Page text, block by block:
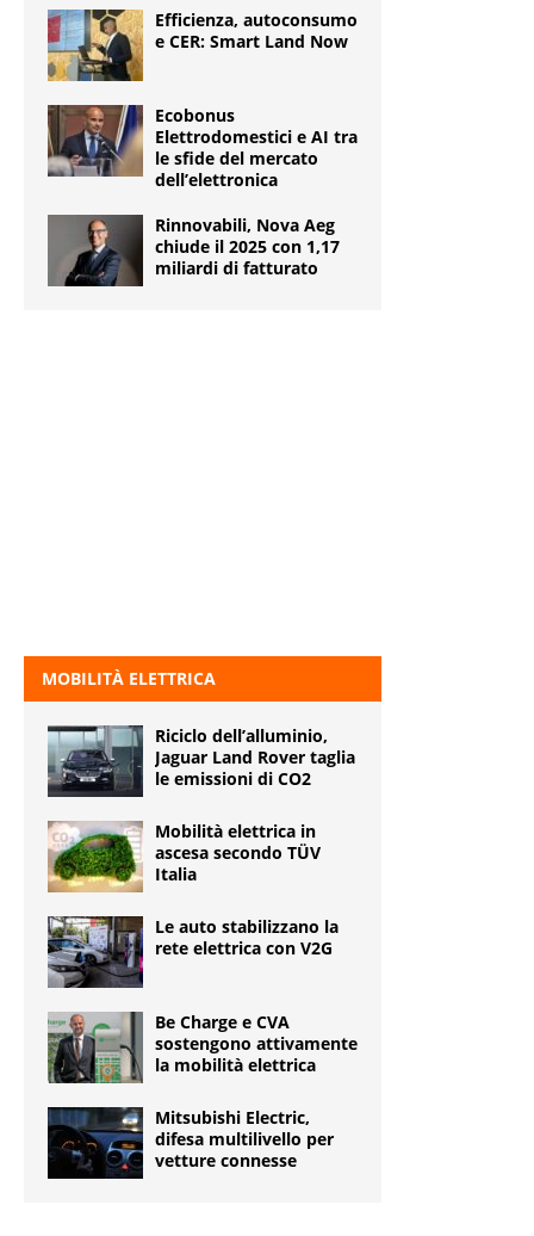
Efficienza, autoconsumo
e CER: Smart Land Now
Ecobonus
Elettrodomestici e AI tra
le sfide del mercato
dell’elettronica
Rinnovabili, Nova Aeg
chiude il 2025 con 1,17
miliardi di fatturato
MOBILITÀ ELETTRICA
Riciclo dell’alluminio,
Jaguar Land Rover taglia
le emissioni di CO2
Mobilità elettrica in
ascesa secondo TÜV
Italia
Le auto stabilizzano la
rete elettrica con V2G
Be Charge e CVA
sostengono attivamente
la mobilità elettrica
Mitsubishi Electric,
difesa multilivello per
vetture connesse